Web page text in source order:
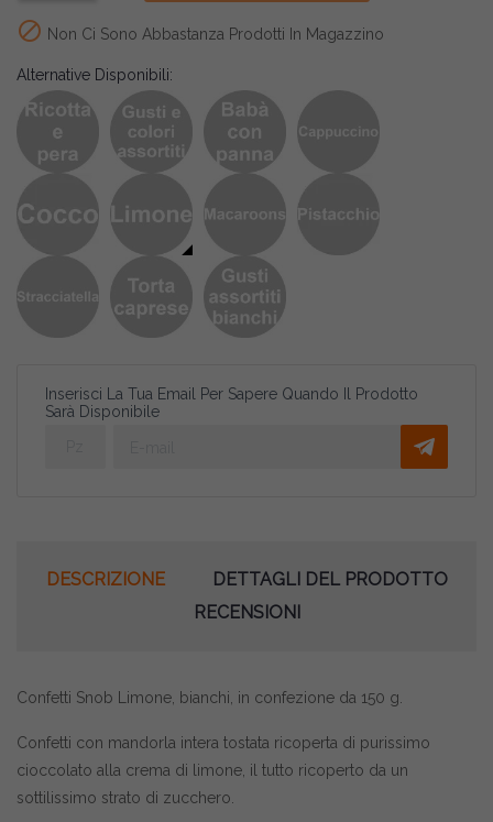
 Non Ci Sono Abbastanza Prodotti In Magazzino
Alternative Disponibili:
Inserisci La Tua Email Per Sapere Quando Il Prodotto
Sarà Disponibile
DESCRIZIONE
DETTAGLI DEL PRODOTTO
RECENSIONI
Confetti Snob Limone, bianchi, in confezione da 150 g.
Confetti con mandorla intera tostata ricoperta di purissimo
cioccolato alla crema di limone, il tutto ricoperto da un
sottilissimo strato di zucchero.